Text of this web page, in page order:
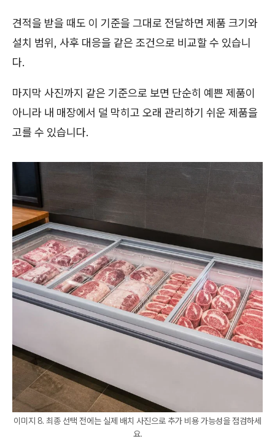
견적을 받을 때도 이 기준을 그대로 전달하면 제품 크기와
설치 범위, 사후 대응을 같은 조건으로 비교할 수 있습니
다.
마지막 사진까지 같은 기준으로 보면 단순히 예쁜 제품이
아니라 내 매장에서 덜 막히고 오래 관리하기 쉬운 제품을
고를 수 있습니다.
이미지 8. 최종 선택 전에는 실제 배치 사진으로 추가 비용 가능성을 점검하세
요.